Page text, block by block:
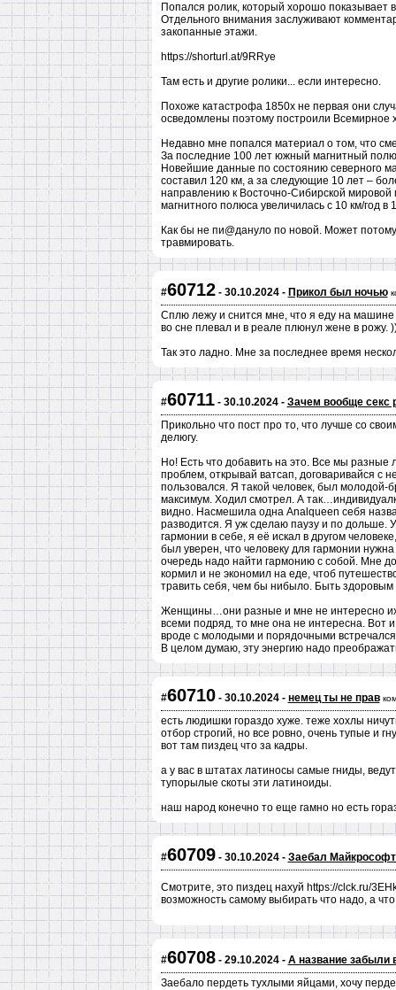
Попался ролик, который хорошо показывает
Отдельного внимания заслуживают
закопанные этажи.
https://shorturl.at/9RRye
Там есть и другие ролики... если интересно.
Похоже катастрофа 1850х не первая они
осведомлены поэтому построили
Недавно мне попался материал о том, что
За последние 100 лет южный магнитный
Новейшие данные по состоянию северного
составил 120 км, а за следующие 10 лет –
направлению к Восточно-Сибирской
магнитного полюса увеличилась с 10 км/год в
Как бы не пи@дануло по новой. Может
травмировать.
#60712- 30.10.2024 - Прикол был ночью
Сплю лежу и снится мне, что я еду на
во сне плевал и в реале плюнул жене в рожу.
Так это ладно. Мне за последнее время
#60711- 30.10.2024 - Зачем вообще секс
Прикольно что пост про то, что лучше со
делюгу.
Но! Есть что добавить на это. Все мы
проблем, открывай ватсап, договаривайся с
пользовался. Я такой человек, был
максимум. Ходил смотрел. А
видно. Насмешила одна Analqueen себя
разводится. Я уж сделаю паузу и по дольше.
гармонии в себе, я её искал в другом
был уверен, что человеку для гармонии
очередь надо найти гармонию с собой. Мне
кормил и не экономил на еде, чтоб
травить себя, чем бы нибыло. Быть
Женщины…они разные и мне не интересно их
всеми подряд, то мне она не интересна. Вот
вроде с молодыми и порядочными встречался
В целом думаю, эту энергию надо
#60710- 30.10.2024 - немец ты не прав
есть людишки гораздо хуже. теже хохлы
отбор строгий, но все ровно, очень тупые и
вот там пиздец что за кадры.
а у вас в штатах латиносы самые гниды,
тупорылые скоты эти латиноиды.
наш народ конечно то еще гамно но есть
#60709- 30.10.2024 - Заебал
Смотрите, это пиздец нахуй https://clck.ru/
возможность самому выбирать что надо, а
#60708- 29.10.2024 - А название забыли
Заебало пердеть тухлыми яйцами, хочу